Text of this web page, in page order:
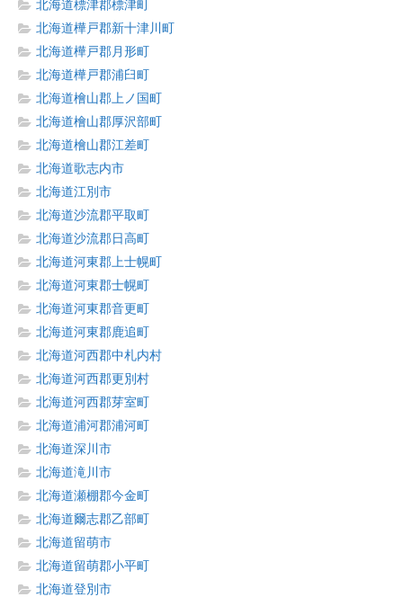
北海道標津郡標津町
北海道樺戸郡新十津川町
北海道樺戸郡月形町
北海道樺戸郡浦臼町
北海道檜山郡上ノ国町
北海道檜山郡厚沢部町
北海道檜山郡江差町
北海道歌志内市
北海道江別市
北海道沙流郡平取町
北海道沙流郡日高町
北海道河東郡上士幌町
北海道河東郡士幌町
北海道河東郡音更町
北海道河東郡鹿追町
北海道河西郡中札内村
北海道河西郡更別村
北海道河西郡芽室町
北海道浦河郡浦河町
北海道深川市
北海道滝川市
北海道瀬棚郡今金町
北海道爾志郡乙部町
北海道留萌市
北海道留萌郡小平町
北海道登別市